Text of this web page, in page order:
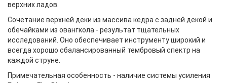
верхних ладов.
Сочетание верхней деки из массива кедра с задней декой и
обечайками из овангкола - результат тщательных
исследований. Оно обеспечивает инструменту широкий и
всегда хорошо сбалансированный тембровый спектр на
каждой струне.
Примечательная особенность - наличие системы усиления